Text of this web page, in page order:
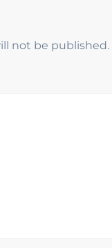
not be published.